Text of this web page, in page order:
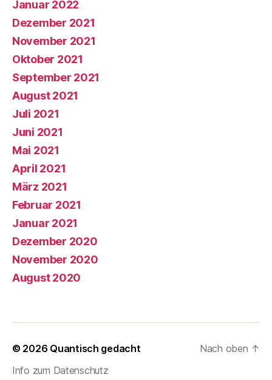
Januar 2022
Dezember 2021
November 2021
Oktober 2021
September 2021
August 2021
Juli 2021
Juni 2021
Mai 2021
April 2021
März 2021
Februar 2021
Januar 2021
Dezember 2020
November 2020
August 2020
© 2026 Quantisch gedacht
Info zum Datenschutz
Nach oben ↑